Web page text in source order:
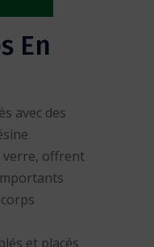
En
avec des
verre, offrent
et placés